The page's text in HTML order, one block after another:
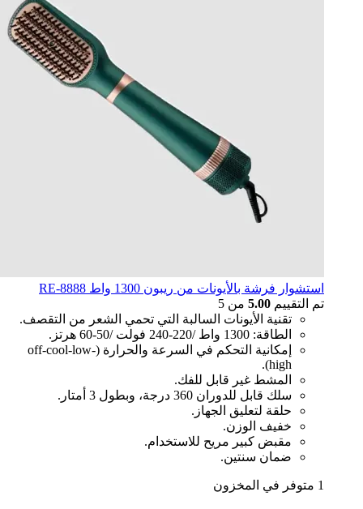
استشوار فرشة بالأيونات من ريبون 1300 واط RE-8888
تم التقييم 5.00 من 5
تقنية الأيونات السالبة التي تحمي الشعر من التقصف.
الطاقة: 1300 واط /220-240 فولت /50-60 هرتز.
إمكانية التحكم في السرعة والحرارة (off-cool-low-
high).
المشط غير قابل للفك.
سلك قابل للدوران 360 درجة، وبطول 3 أمتار.
حلقة لتعليق الجهاز.
خفيف الوزن.
مقبض كبير مريح للاستخدام.
ضمان سنتين.
1 متوفر في المخزون